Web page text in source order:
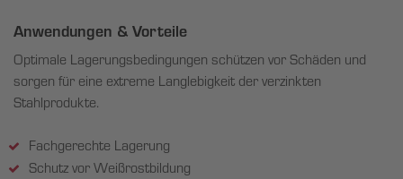
Anwendungen & Vorteile
Optimale Lagerungsbedingungen schützen vor Schäden und
sorgen für eine extreme Langlebigkeit der verzinkten
Stahlprodukte.
Fachgerechte Lagerung
Schutz vor Weißrostbildung